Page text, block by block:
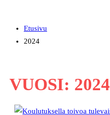
Etusivu
2024
VUOSI: 2024